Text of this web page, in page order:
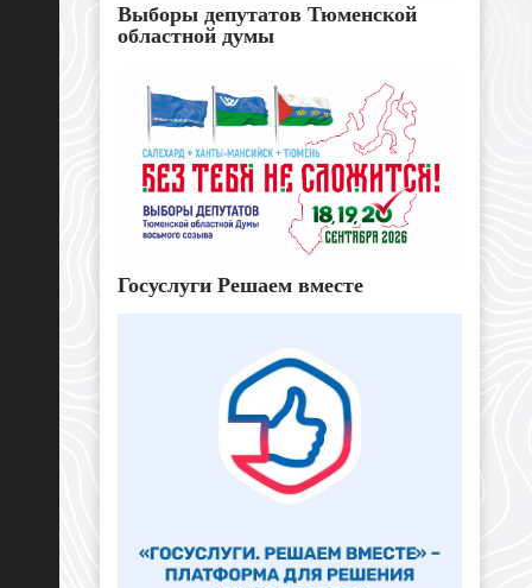
Выборы депутатов Тюменской
областной думы
Госуслуги Решаем вместе